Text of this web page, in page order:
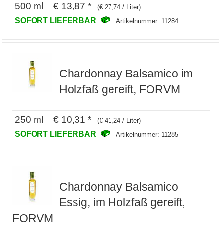
500 ml € 13,87 * (€ 27,74 / Liter)
SOFORT LIEFERBAR Artikelnummer: 11284
Chardonnay Balsamico im
Holzfaß gereift, FORVM
250 ml € 10,31 * (€ 41,24 / Liter)
SOFORT LIEFERBAR Artikelnummer: 11285
Chardonnay Balsamico
Essig, im Holzfaß gereift,
FORVM